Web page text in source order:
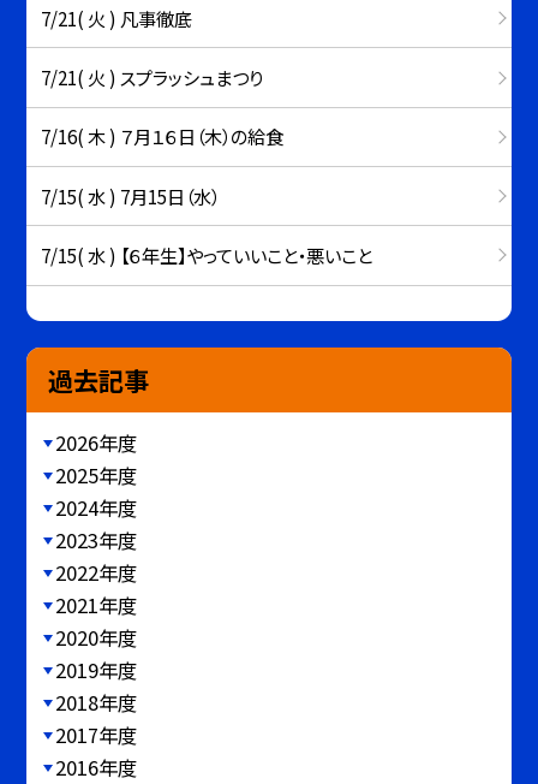
7/21( 火 ) 凡事徹底
7/21( 火 ) スプラッシュまつり
7/16( 木 ) ７月１６日（木）の給食
7/15( 水 ) 7月15日（水）
7/15( 水 ) 【６年生】やっていいこと・悪いこと
過去記事
2026年度
2025年度
2024年度
2023年度
2022年度
2021年度
2020年度
2019年度
2018年度
2017年度
2016年度